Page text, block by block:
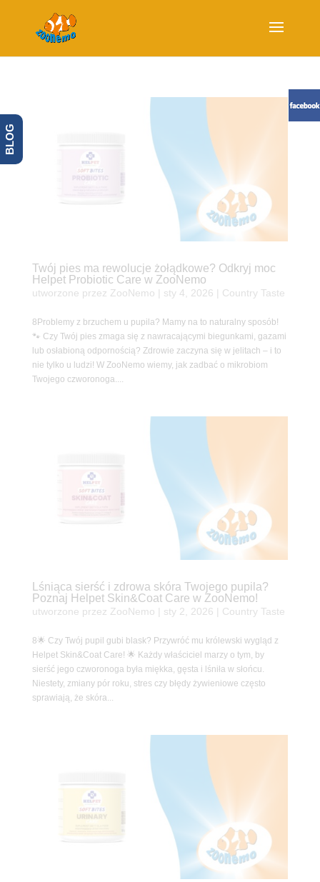
Twój pies ma rewolucje żołądkowe? Odkryj moc
Helpet Probiotic Care w ZooNemo
utworzone przez ZooNemo sty 4, 2026 Country Taste
8Problemy z brzuchem u pupila? Mamy na to naturalny sposób!
🐾 Czy Twój pies zmaga się z nawracającymi biegunkami, gazami
lub osłabioną odpornością? Zdrowie zaczyna się w jelitach – i to
nie tylko u ludzi! W ZooNemo wiemy, jak zadbać o mikrobiom
Twojego czworonoga....
Lśniąca sierść i zdrowa skóra Twojego pupila?
Poznaj Helpet Skin&Coat Care w ZooNemo!
utworzone przez ZooNemo sty 2, 2026 Country Taste
8🌟 Czy Twój pupil gubi blask? Przywróć mu królewski wygląd z
Helpet Skin&Coat Care! 🌟 Każdy właściciel marzy o tym, by
sierść jego czworonoga była miękka, gęsta i lśniła w słońcu.
Niestety, zmiany pór roku, stres czy błędy żywieniowe często
sprawiają, że skóra...
BLOG